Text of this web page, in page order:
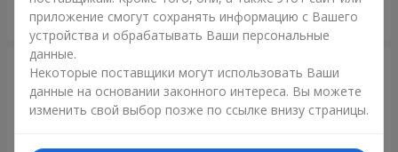
Заказать Заказать
приложение смогут сохранять информацию с Вашего
устройства и обрабатывать Ваши персональные
данные.
Некоторые поставщики могут использовать Ваши
данные на основании законного интереса. Вы можете
изменить свой выбор позже по ссылке внизу страницы.